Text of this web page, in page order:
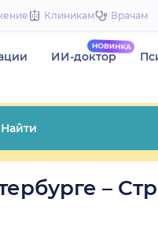
Клиникам Врачам
ИИ-доктор
Найти
–